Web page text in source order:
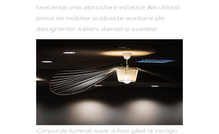
favoarea unei atmosfere estetice. Am utilizat
piese de mobilier și obiecte auxiliare ale
designerilor italieni, danezi și suedezi.
Corpul de iluminat solar a fost găsit la Vertigo.